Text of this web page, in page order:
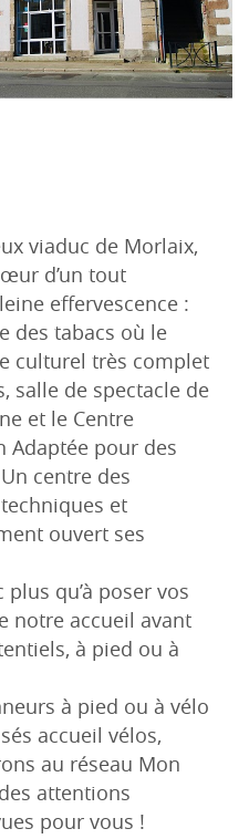
viaduc de Morlaix,
d’un tout
effervescence :
des tabacs où le
culturel très complet
salle de spectacle de
et le Centre
Adaptée pour des
centre des
et
ouvert ses
qu’à poser vos
notre accueil avant
à pied ou à
à pied ou à vélo
accueil vélos,
au réseau Mon
attentions
pour vous !